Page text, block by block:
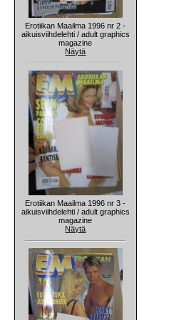
Erotiikan Maailma 1996 nr 2 -
aikuisviihdelehti / adult graphics
magazine
Näytä
Erotiikan Maailma 1996 nr 3 -
aikuisviihdelehti / adult graphics
magazine
Näytä